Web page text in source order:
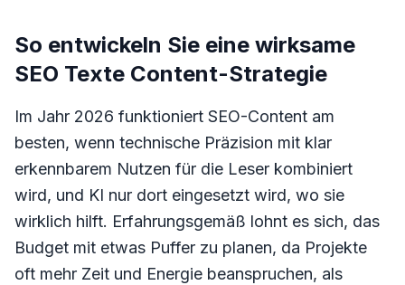
So entwickeln Sie eine wirksame
SEO Texte Content-Strategie
Im Jahr 2026 funktioniert SEO-Content am
besten, wenn technische Präzision mit klar
erkennbarem Nutzen für die Leser kombiniert
wird, und KI nur dort eingesetzt wird, wo sie
wirklich hilft. Erfahrungsgemäß lohnt es sich, das
Budget mit etwas Puffer zu planen, da Projekte
oft mehr Zeit und Energie beanspruchen, als